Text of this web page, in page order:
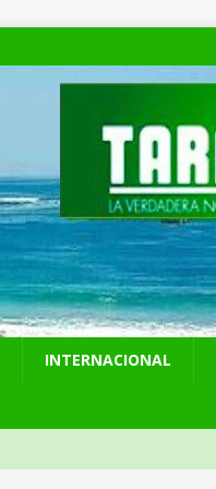
INTERNACIONAL